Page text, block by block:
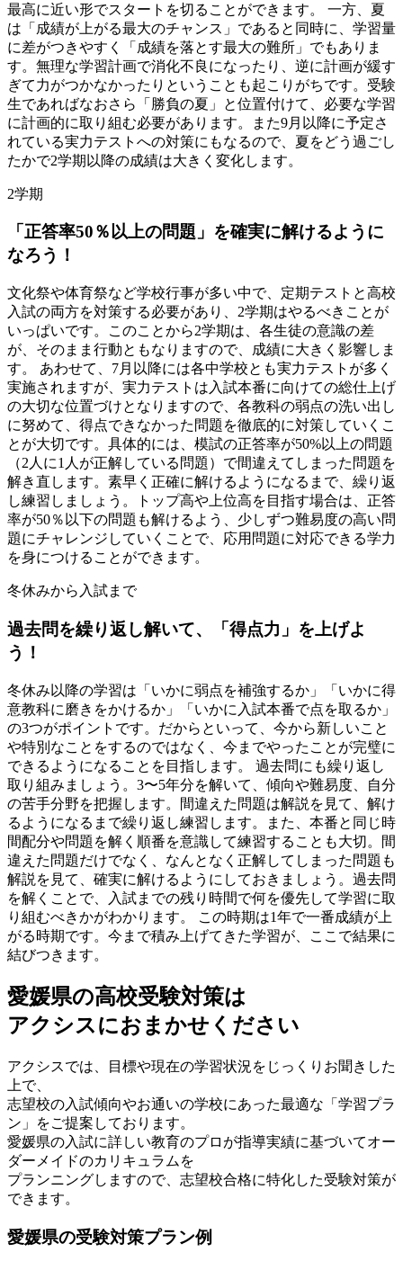
最高に近い形でスタートを切ることができます。 一方、夏
は「成績が上がる最大のチャンス」であると同時に、学習量
に差がつきやすく「成績を落とす最大の難所」でもありま
す。無理な学習計画で消化不良になったり、逆に計画が緩す
ぎて力がつかなかったりということも起こりがちです。受験
生であればなおさら「勝負の夏」と位置付けて、必要な学習
に計画的に取り組む必要があります。また9月以降に予定さ
れている実力テストへの対策にもなるので、夏をどう過ごし
たかで2学期以降の成績は大きく変化します。
2学期
「正答率50％以上の問題」を確実に解けるように
なろう！
文化祭や体育祭など学校行事が多い中で、定期テストと高校
入試の両方を対策する必要があり、2学期はやるべきことが
いっぱいです。このことから2学期は、各生徒の意識の差
が、そのまま行動ともなりますので、成績に大きく影響しま
す。 あわせて、7月以降には各中学校とも実力テストが多く
実施されますが、実力テストは入試本番に向けての総仕上げ
の大切な位置づけとなりますので、各教科の弱点の洗い出し
に努めて、得点できなかった問題を徹底的に対策していくこ
とが大切です。具体的には、模試の正答率が50%以上の問題
（2人に1人が正解している問題）で間違えてしまった問題を
解き直します。素早く正確に解けるようになるまで、繰り返
し練習しましょう。トップ高や上位高を目指す場合は、正答
率が50％以下の問題も解けるよう、少しずつ難易度の高い問
題にチャレンジしていくことで、応用問題に対応できる学力
を身につけることができます。
冬休みから入試まで
過去問を繰り返し解いて、 「得点力」を上げよ
う！
冬休み以降の学習は「いかに弱点を補強するか」「いかに得
意教科に磨きをかけるか」「いかに入試本番で点を取るか」
の3つがポイントです。だからといって、今から新しいこと
や特別なことをするのではなく、今までやったことが完璧に
できるようになることを目指します。 過去問にも繰り返し
取り組みましょう。3〜5年分を解いて、傾向や難易度、自分
の苦手分野を把握します。間違えた問題は解説を見て、解け
るようになるまで繰り返し練習します。また、本番と同じ時
間配分や問題を解く順番を意識して練習することも大切。間
違えた問題だけでなく、なんとなく正解してしまった問題も
解説を見て、確実に解けるようにしておきましょう。過去問
を解くことで、入試までの残り時間で何を優先して学習に取
り組むべきかがわかります。 この時期は1年で一番成績が上
がる時期です。今まで積み上げてきた学習が、ここで結果に
結びつきます。
愛媛県の高校受験対策は
アクシスにおまかせください
アクシスでは、目標や現在の学習状況をじっくりお聞きした
上で、
志望校の入試傾向やお通いの学校にあった最適な「学習プラ
ン」をご提案しております。
愛媛県の入試に詳しい教育のプロが指導実績に基づいてオー
ダーメイドのカリキュラムを
プランニングしますので、志望校合格に特化した受験対策が
できます。
愛媛県の受験対策プラン例